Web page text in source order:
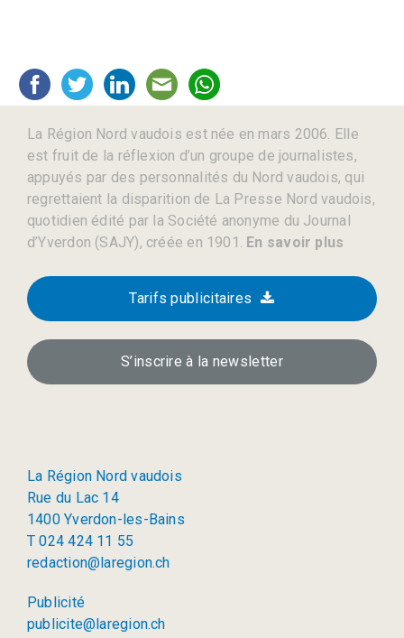
La Région Nord vaudois est née en mars 2006. Elle
est fruit de la réflexion d’un groupe de journalistes,
appuyés par des personnalités du Nord vaudois, qui
regrettaient la disparition de La Presse Nord vaudois,
quotidien édité par la Société anonyme du Journal
d’Yverdon (SAJY), créée en 1901. En savoir plus
Tarifs publicitaires
S’inscrire à la newsletter
La Région Nord vaudois
Rue du Lac 14
1400 Yverdon-les-Bains
T 024 424 11 55
redaction@laregion.ch
Publicité
publicite@laregion.ch